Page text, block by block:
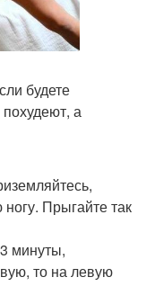
будете
похудеют, а
Прыгайте так
минуты,
то на левую